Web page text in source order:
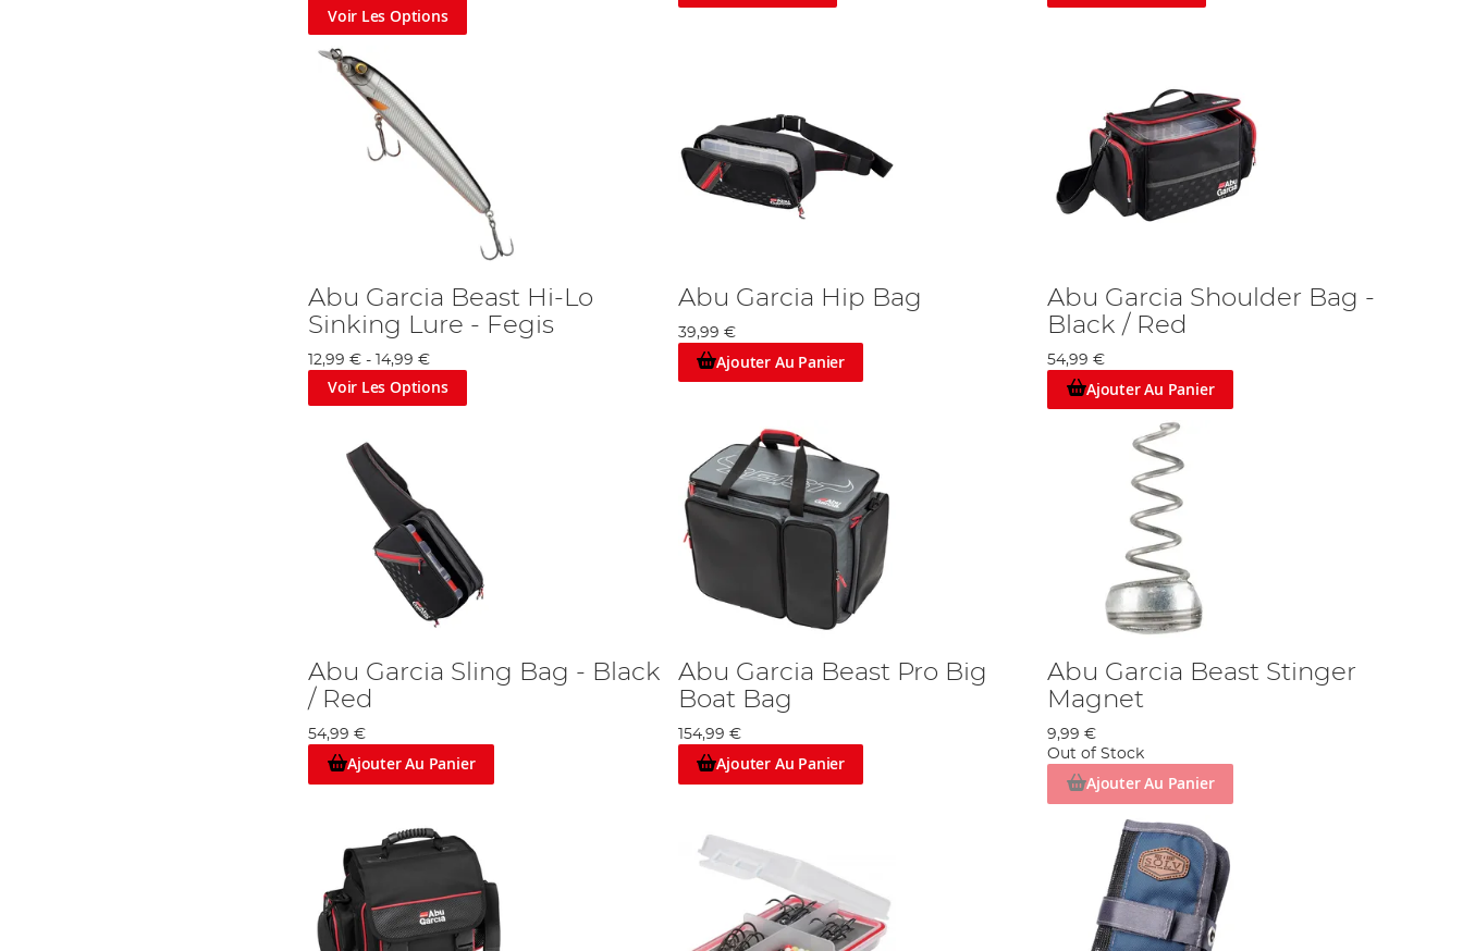
Voir Les Options
Abu Garcia Beast Hi-Lo
Sinking Lure - Fegis
12,99 € -14,99 €
Voir Les Options
Abu Garcia Hip Bag
39,99 €
Ajouter Au Panier
Abu Garcia Shoulder Bag -
Black / Red
54,99 €
Ajouter Au Panier
Abu Garcia Sling Bag - Black
/ Red
54,99 €
Ajouter Au Panier
Abu Garcia Beast Pro Big
Boat Bag
154,99 €
Ajouter Au Panier
Abu Garcia Beast Stinger
Magnet
9,99 €
Out of Stock
Ajouter Au Panier